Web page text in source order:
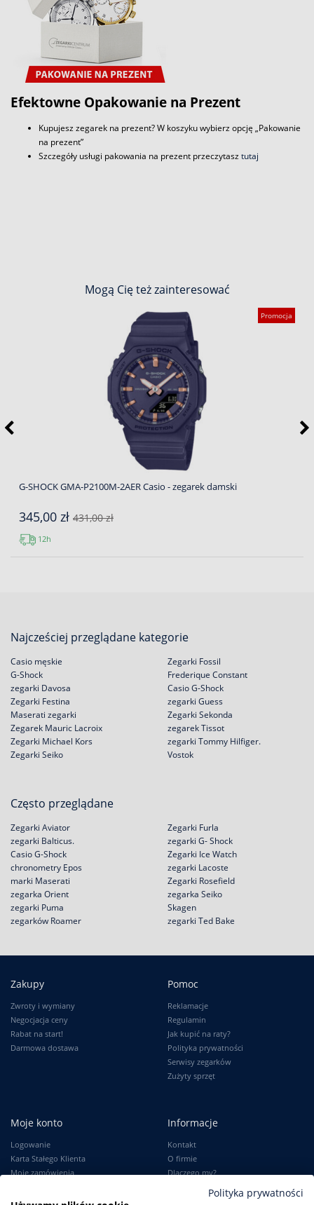
Efektowne Opakowanie na Prezent
Kupujesz zegarek na prezent? W koszyku wybierz opcję „Pakowanie
na prezent”
Szczegóły usługi pakowania na prezent przeczytasztutaj
Mogą Cię też zainteresować
Promocja
G-SHOCK GMA-P2100M-2AER Casio - zegarek damski
345,00 zł 431,00 zł
12h
Najcześciej przeglądane kategorie
Casio męskie
G-Shock
zegarki Davosa
Zegarki Festina
Zegarki Fossil
Frederique Constant
Casio G-Shock
zegarki Guess
Maserati zegarki
Zegarek Mauric Lacroix
Zegarki Michael Kors
Zegarki Seiko
Zegarki Sekonda
zegarek Tissot
zegarki Tommy Hilfiger.
Vostok
Często przeglądane
Zegarki Aviator
zegarki Balticus.
Casio G-Shock
chronometry Epos
Zegarki Furla
zegarki G- Shock
Zegarki Ice Watch
zegarki Lacoste
marki Maserati
zegarka Orient
zegarki Puma
zegarków Roamer
Zegarki Rosefield
zegarka Seiko
Skagen
zegarki Ted Bake
Zakupy
Zwroty i wymiany
Negocjacja ceny
Rabat na start!
Darmowa dostawa
Pomoc
Reklamacje
Regulamin
Jak kupić na raty?
Polityka prywatności
Serwisy zegarków
Zużyty sprzęt
Moje konto
Logowanie
Karta Stałego Klienta
Moje zamówienia
Informacje
Kontakt
O firmie
Dlaczego my?
Polityka prywatności